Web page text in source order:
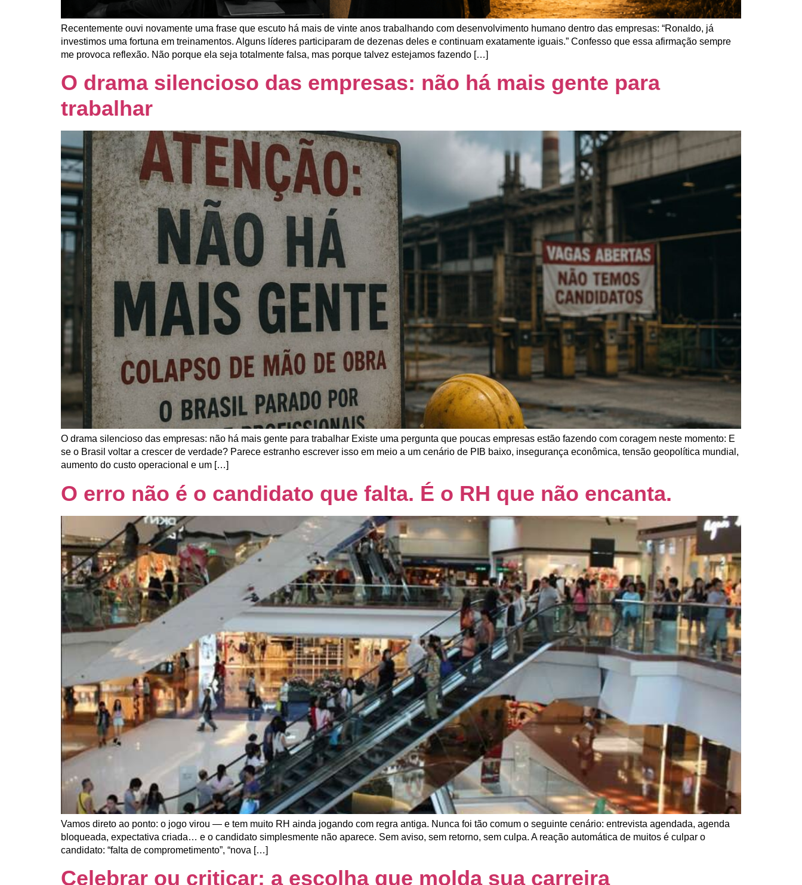
Recentemente ouvi novamente uma frase que escuto há mais de vinte anos trabalhando com desenvolvimento humano dentro das empresas: “Ronaldo, já
investimos uma fortuna em treinamentos. Alguns líderes participaram de dezenas deles e continuam exatamente iguais.” Confesso que essa afirmação sempre
me provoca reflexão. Não porque ela seja totalmente falsa, mas porque talvez estejamos fazendo […]
O drama silencioso das empresas: não há mais gente para
trabalhar
O drama silencioso das empresas: não há mais gente para trabalhar Existe uma pergunta que poucas empresas estão fazendo com coragem neste momento: E
se o Brasil voltar a crescer de verdade? Parece estranho escrever isso em meio a um cenário de PIB baixo, insegurança econômica, tensão geopolítica mundial,
aumento do custo operacional e um […]
O erro não é o candidato que falta. É o RH que não encanta.
Vamos direto ao ponto: o jogo virou — e tem muito RH ainda jogando com regra antiga. Nunca foi tão comum o seguinte cenário: entrevista agendada, agenda
bloqueada, expectativa criada… e o candidato simplesmente não aparece. Sem aviso, sem retorno, sem culpa. A reação automática de muitos é culpar o
candidato: “falta de comprometimento”, “nova […]
Celebrar ou criticar: a escolha que molda sua carreira